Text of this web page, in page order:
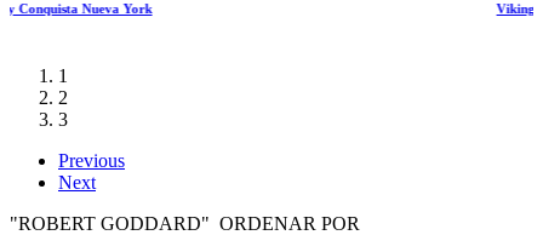
Vikingos Temporada 1 Ep 7-9
1
2
3
Previous
Next
"ROBERT GODDARD" ORDENAR POR